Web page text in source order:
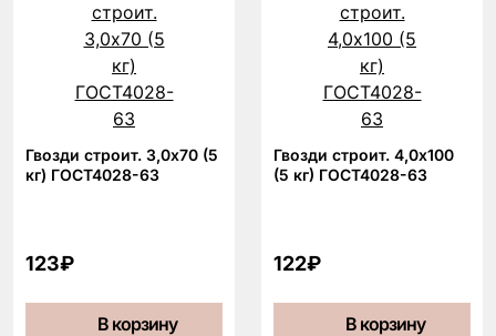
Гвозди строит. 3,0х70 (5
кг) ГОСТ4028-63
123₽
В корзину
Гвозди строит. 4,0х100
(5 кг) ГОСТ4028-63
122₽
В корзину